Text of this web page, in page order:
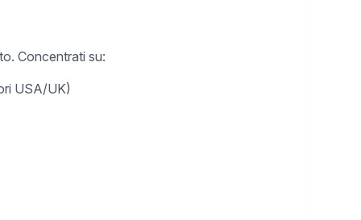
Concentrati su:
USA/UK)